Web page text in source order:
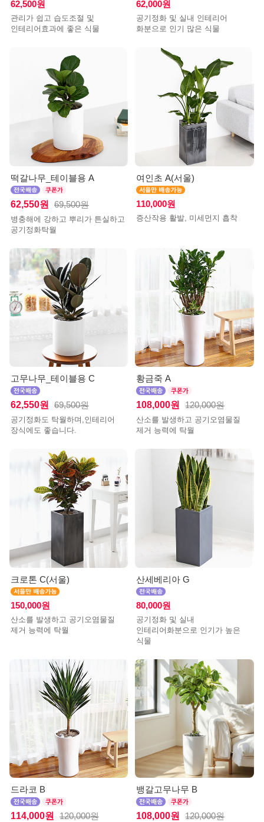
62,500원
관리가 쉽고 습도조절 및
인테리어효과에 좋은 식물
62,000원
공기정화 및 실내 인테리어
화분으로 인기 많은 식물
떡갈나무_테이블용 A
62,550원 69,500원
병충해에 강하고 뿌리가 튼실하고
공기정화탁월
여인초 A(서울)
110,000원
증산작용 활발, 미세먼지 흡착
고무나무_테이블용 C
62,550원 69,500원
공기정화도 탁월하며,인테리어
장식에도 좋습니다.
황금죽 A
108,000원 120,000원
산소를 발생하고 공기오염물질
제거 능력에 탁월
크로톤 C(서울)
150,000원
산소를 발생하고 공기오염물질
제거 능력에 탁월
산세베리아 G
80,000원
공기정화 및 실내
인테리어화분으로 인기가 높은
식물
드라코 B
114,000원 120,000원
뱅갈고무나무 B
108,000원 120,000원